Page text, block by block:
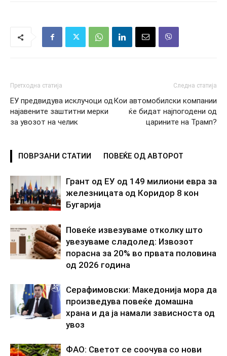
Претходна статија
ЕУ предвидува исклучоци од
најавените заштитни мерки
за увозот на челик
Следна статија
Кои автомобилски компании
ќе бидат најпогодени од
царините на Трамп?
ПОВРЗАНИ СТАТИИ ПОВЕЌЕ ОД АВТОРОТ
Грант од ЕУ од 149 милиони евра за
железницата од Коридор 8 кон
Бугарија
Повеќе извезуваме отколку што
увезуваме сладолед: Извозот
порасна за 20% во првата половина
од 2026 година
Серафимовски: Македонија мора да
произведува повеќе домашна
храна и да ја намали зависноста од
увоз
ФАО: Светот се соочува со нови